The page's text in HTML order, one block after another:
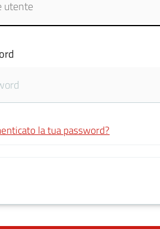
la tua password?